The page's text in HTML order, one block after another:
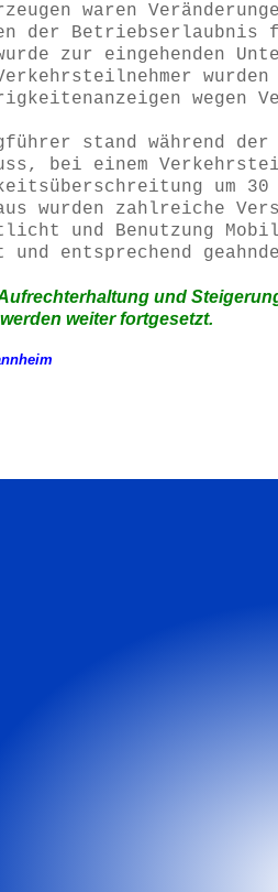
waren
der Betriebserlaubnis
zur eingehenden
wurden
wegen
stand während
bei einem
um 30
wurden zahlreiche
und Benutzung
und entsprechend
und
weiter fortgesetzt.